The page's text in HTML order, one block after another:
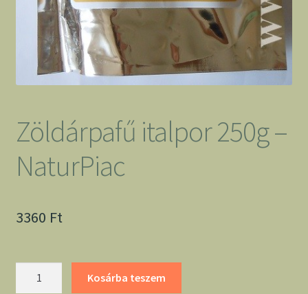
Zöldárpafű italpor 250g –
NaturPiac
3360 Ft
Kosárba teszem